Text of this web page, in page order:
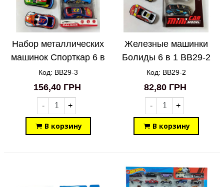
Набор металлических
машинок Спорткар 6 в
1 BB29-3
Код: BB29-3
156,40 ГРН
- +
В корзину
Железные машинки
Болиды 6 в 1 BB29-2
Код: BB29-2
82,80 ГРН
- +
В корзину